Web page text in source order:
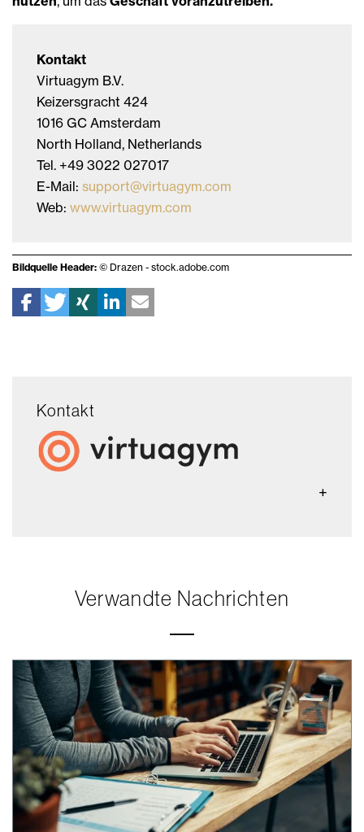
Kontakt
Virtuagym B.V.
Keizersgracht 424
1016 GC Amsterdam
North Holland, Netherlands
Tel. +49 3022 027017
E-Mail: support@virtuagym.com
Web: www.virtuagym.com
Bildquelle Header: © Drazen - stock.adobe.com
Kontakt
Verwandte Nachrichten